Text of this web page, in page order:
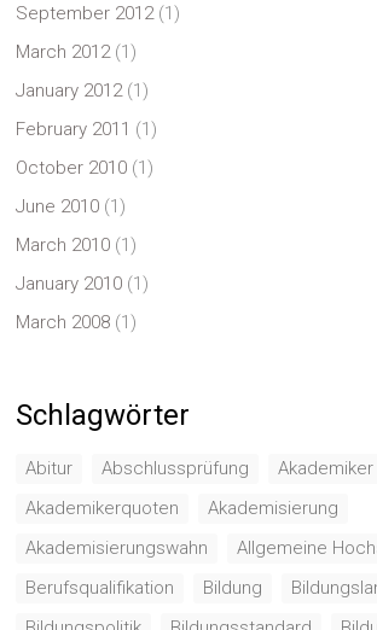
September 2012(1)
March 2012(1)
January 2012(1)
February 2011 (1)
October 2010 (1)
June 2010 (1)
March 2010 (1)
January 2010 (1)
March 2008 (1)
Schlagwörter
Abitur Abschlussprüfung
Akademiker
Akademikerquoten
Akademisierung
Akademisierungswahn
Allgemeine
Berufsqualifikation
Bildung